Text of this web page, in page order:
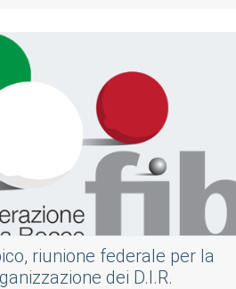
riunione federale per la
dei D.I.R.